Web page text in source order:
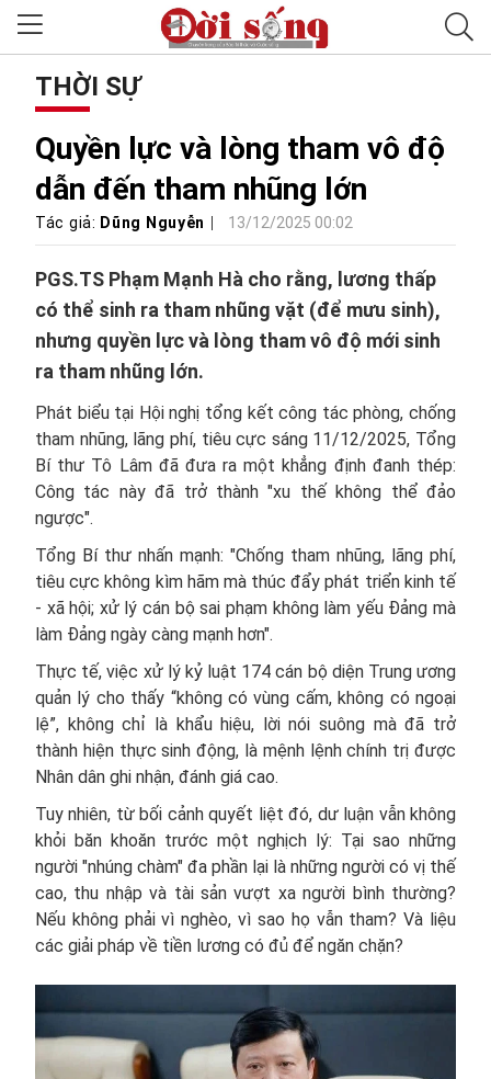
THỜI SỰ
Quyền lực và lòng tham vô độ
dẫn đến tham nhũng lớn
Tác giả: Dũng Nguyễn 13/12/2025 00:02
PGS.TS Phạm Mạnh Hà cho rằng, lương thấp
có thể sinh ra tham nhũng vặt (để mưu sinh),
nhưng quyền lực và lòng tham vô độ mới sinh
ra tham nhũng lớn.
Phát biểu tại Hội nghị tổng kết công tác phòng, chống
tham nhũng, lãng phí, tiêu cực sáng 11/12/2025, Tổng
Bí thư Tô Lâm đã đưa ra một khẳng định đanh thép:
Công tác này đã trở thành "xu thế không thể đảo
ngược".
Tổng Bí thư nhấn mạnh: "Chống tham nhũng, lãng phí,
tiêu cực không kìm hãm mà thúc đẩy phát triển kinh tế
- xã hội; xử lý cán bộ sai phạm không làm yếu Đảng mà
làm Đảng ngày càng mạnh hơn".
Thực tế, việc xử lý kỷ luật 174 cán bộ diện Trung ương
quản lý cho thấy “không có vùng cấm, không có ngoại
lệ”, không chỉ là khẩu hiệu, lời nói suông mà đã trở
thành hiện thực sinh động, là mệnh lệnh chính trị được
Nhân dân ghi nhận, đánh giá cao.
Tuy nhiên, từ bối cảnh quyết liệt đó, dư luận vẫn không
khỏi băn khoăn trước một nghịch lý: Tại sao những
người "nhúng chàm" đa phần lại là những người có vị thế
cao, thu nhập và tài sản vượt xa người bình thường?
Nếu không phải vì nghèo, vì sao họ vẫn tham? Và liệu
các giải pháp về tiền lương có đủ để ngăn chặn?